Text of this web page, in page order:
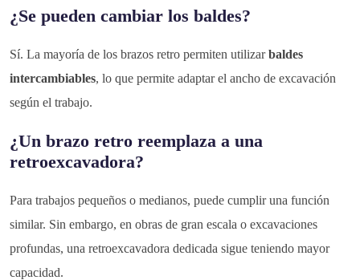
¿Se pueden cambiar los baldes?
Sí. La mayoría de los brazos retro permiten utilizarbaldes
intercambiables, lo que permite adaptar el ancho de excavación
según el trabajo.
¿Un brazo retro reemplaza a una
retroexcavadora?
Para trabajos pequeños o medianos, puede cumplir una función
similar. Sin embargo, en obras de gran escala o excavaciones
profundas, una retroexcavadora dedicada sigue teniendo mayor
capacidad.